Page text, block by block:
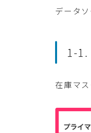
データ
1-1.
在庫マ